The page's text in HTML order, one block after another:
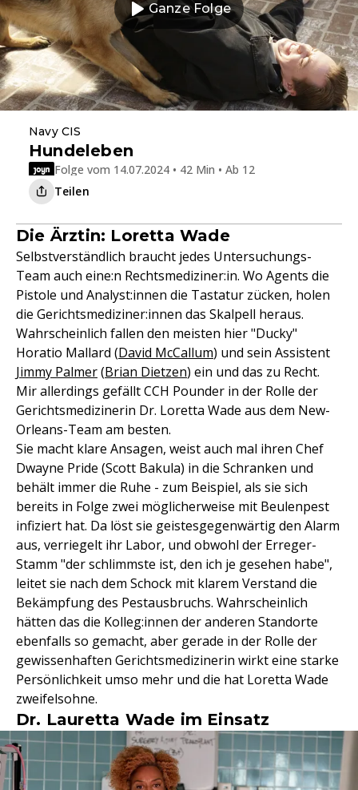
Ganze Folge
Navy CIS
Hundeleben
Folge vom 14.07.2024 • 42 Min • Ab 12
Teilen
Die Ärztin: Loretta Wade
Selbstverständlich braucht jedes Untersuchungs-
Team auch eine:n Rechtsmediziner:in. Wo Agents die
Pistole und Analyst:innen die Tastatur zücken, holen
die Gerichtsmediziner:innen das Skalpell heraus.
Wahrscheinlich fallen den meisten hier "Ducky"
Horatio Mallard (David McCallum) und sein Assistent
Jimmy Palmer(Brian Dietzen) ein und das zu Recht.
Mir allerdings gefällt CCH Pounder in der Rolle der
Gerichtsmedizinerin Dr. Loretta Wade aus dem New-
Orleans-Team am besten.
Sie macht klare Ansagen, weist auch mal ihren Chef
Dwayne Pride (Scott Bakula) in die Schranken und
behält immer die Ruhe - zum Beispiel, als sie sich
bereits in Folge zwei möglicherweise mit Beulenpest
infiziert hat. Da löst sie geistesgegenwärtig den Alarm
aus, verriegelt ihr Labor, und obwohl der Erreger-
Stamm "der schlimmste ist, den ich je gesehen habe",
leitet sie nach dem Schock mit klarem Verstand die
Bekämpfung des Pestausbruchs. Wahrscheinlich
hätten das die Kolleg:innen der anderen Standorte
ebenfalls so gemacht, aber gerade in der Rolle der
gewissenhaften Gerichtsmedizinerin wirkt eine starke
Persönlichkeit umso mehr und die hat Loretta Wade
zweifelsohne.
Dr. Lauretta Wade im Einsatz